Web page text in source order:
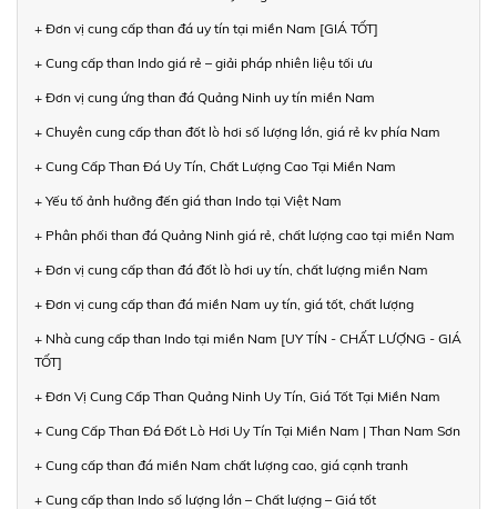
+ Đơn vị cung cấp than đá uy tín tại miền Nam [GIÁ TỐT]
+ Cung cấp than Indo giá rẻ – giải pháp nhiên liệu tối ưu
+ Đơn vị cung ứng than đá Quảng Ninh uy tín miền Nam
+ Chuyên cung cấp than đốt lò hơi số lượng lớn, giá rẻ kv phía Nam
+ Cung Cấp Than Đá Uy Tín, Chất Lượng Cao Tại Miền Nam
+ Yếu tố ảnh hưởng đến giá than Indo tại Việt Nam
+ Phân phối than đá Quảng Ninh giá rẻ, chất lượng cao tại miền Nam
+ Đơn vị cung cấp than đá đốt lò hơi uy tín, chất lượng miền Nam
+ Đơn vị cung cấp than đá miền Nam uy tín, giá tốt, chất lượng
+ Nhà cung cấp than Indo tại miền Nam [UY TÍN - CHẤT LƯỢNG - GIÁ
TỐT]
+ Đơn Vị Cung Cấp Than Quảng Ninh Uy Tín, Giá Tốt Tại Miền Nam
+ Cung Cấp Than Đá Đốt Lò Hơi Uy Tín Tại Miền Nam | Than Nam Sơn
+ Cung cấp than đá miền Nam chất lượng cao, giá cạnh tranh
+ Cung cấp than Indo số lượng lớn – Chất lượng – Giá tốt